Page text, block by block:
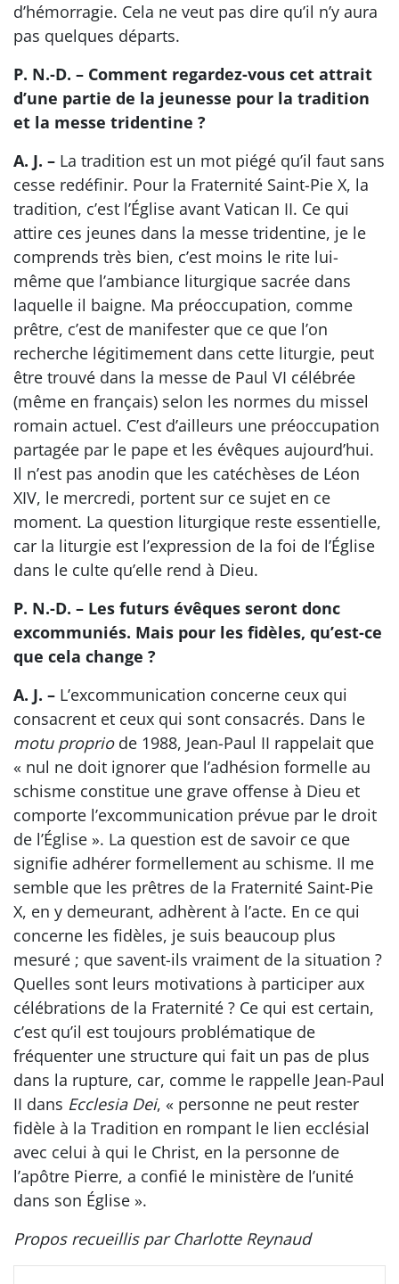
d’hémorragie. Cela ne veut pas dire qu’il n’y aura
pas quelques départs.
P. N.-D. – Comment regardez-vous cet attrait
d’une partie de la jeunesse pour la tradition
et la messe tridentine ?
A. J. – La tradition est un mot piégé qu’il faut sans
cesse redéfinir. Pour la Fraternité Saint-Pie X, la
tradition, c’est l’Église avant Vatican II. Ce qui
attire ces jeunes dans la messe tridentine, je le
comprends très bien, c’est moins le rite lui-
même que l’ambiance liturgique sacrée dans
laquelle il baigne. Ma préoccupation, comme
prêtre, c’est de manifester que ce que l’on
recherche légitimement dans cette liturgie, peut
être trouvé dans la messe de Paul VI célébrée
(même en français) selon les normes du missel
romain actuel. C’est d’ailleurs une préoccupation
partagée par le pape et les évêques aujourd’hui.
Il n’est pas anodin que les catéchèses de Léon
XIV, le mercredi, portent sur ce sujet en ce
moment. La question liturgique reste essentielle,
car la liturgie est l’expression de la foi de l’Église
dans le culte qu’elle rend à Dieu.
P. N.-D. – Les futurs évêques seront donc
excommuniés. Mais pour les fidèles, qu’est-ce
que cela change ?
A. J. – L’excommunication concerne ceux qui
consacrent et ceux qui sont consacrés. Dans le
motu propriode 1988, Jean-Paul II rappelait que
« nul ne doit ignorer que l’adhésion formelle au
schisme constitue une grave offense à Dieu et
comporte l’excommunication prévue par le droit
de l’Église ». La question est de savoir ce que
signifie adhérer formellement au schisme. Il me
semble que les prêtres de la Fraternité Saint-Pie
X, en y demeurant, adhèrent à l’acte. En ce qui
concerne les fidèles, je suis beaucoup plus
mesuré ; que savent-ils vraiment de la situation ?
Quelles sont leurs motivations à participer aux
célébrations de la Fraternité ? Ce qui est certain,
c’est qu’il est toujours problématique de
fréquenter une structure qui fait un pas de plus
dans la rupture, car, comme le rappelle Jean-Paul
II dans Ecclesia Dei, « personne ne peut rester
fidèle à la Tradition en rompant le lien ecclésial
avec celui à qui le Christ, en la personne de
l’apôtre Pierre, a confié le ministère de l’unité
dans son Église ».
Propos recueillis par Charlotte Reynaud